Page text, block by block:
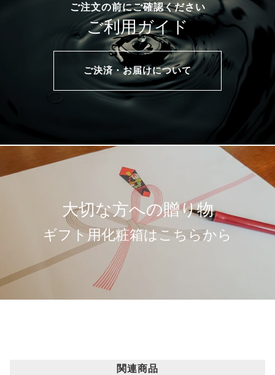
ご注文の前にご確認ください
ご利用ガイド
ご決済・お届けについて
大切な方への贈り物
ギフト用化粧箱はこちらから
関連商品